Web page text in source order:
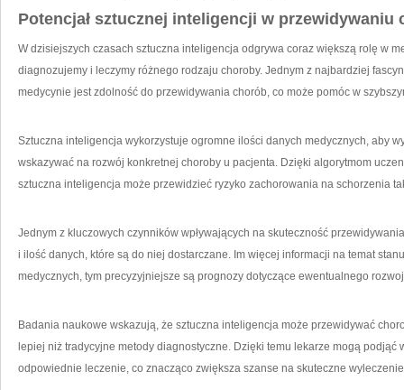
Potencjał sztucznej inteligencji w przewidywaniu
W ⁢dzisiejszych czasach sztuczna inteligencja odgrywa coraz⁢ większą ​rolę w
diagnozujemy‌ i leczymy różnego​ rodzaju choroby. Jednym ‍z najbardziej
medycynie jest zdolność do przewidywania chorób, co może pomóc w
Sztuczna inteligencja wykorzystuje ogromne ilości danych medycznych, aby
wskazywać na rozwój ‌konkretnej choroby u ‌pacjenta. Dzięki algorytmom
sztuczna ‍inteligencja może przewidzieć ‍ryzyko zachorowania na⁣ schorzenia‍
Jednym z kluczowych⁢ czynników wpływających na skuteczność
i ⁢ilość danych, które są do niej dostarczane. Im ⁣więcej informacji na temat
medycznych, tym precyzyjniejsze są prognozy⁤ dotyczące ewentualnego
Badania naukowe wskazują, że sztuczna inteligencja może przewidywać
lepiej⁢ niż tradycyjne metody diagnostyczne. Dzięki temu lekarze mogą⁤
odpowiednie leczenie, co znacząco zwiększa szanse ⁣na skuteczne